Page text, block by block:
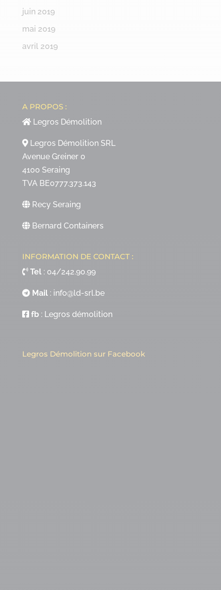
juin 2019
mai 2019
avril 2019
A PROPOS :
Legros Démolition
Legros Démolition SRL
Avenue Greiner 0
4100 Seraing
TVA BE0777.373.143
Recy Seraing
Bernard Containers
INFORMATION DE CONTACT :
Tel: 04/242.90.99
Mail: info@ld-srl.be
fb: Legros démolition
Legros Démolition sur Facebook